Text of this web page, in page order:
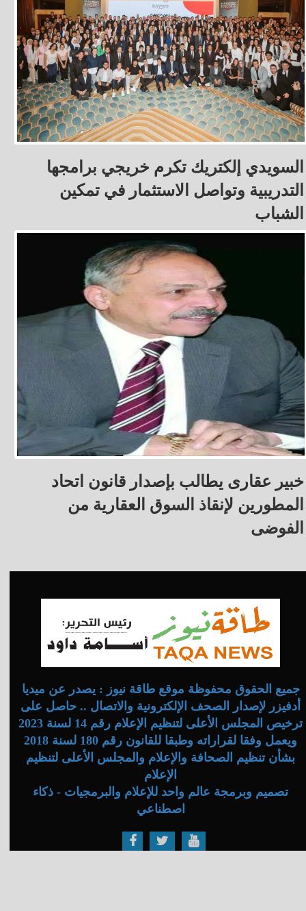
السويدي إلكتريك تكرم خريجي برامجها
التدريبية وتواصل الاستثمار في تمكين
الشباب
خبير عقارى يطالب بإصدار قانون اتحاد
المطورين لإنقاذ السوق العقارية من
الفوضى
جميع الحقوق محفوظة موقع طاقة نيوز : يصدر عن ميديا
أدفيزر لإصدار الصحف الإلكترونية والاتصال .. حاصل على
ترخيص المجلس الأعلى لتنظيم الإعلام رقم 14 لسنة 2023
ويعمل وفقا لقراراته وطبقا للقانون رقم 180 لسنة 2018
بشأن تنظيم الصحافة والإعلام والمجلس الأعلى لتنظيم
الإعلام
تصميم وبرمجة عالم واحد للإعلام والبرمجيات - ذكاء
اصطناعي